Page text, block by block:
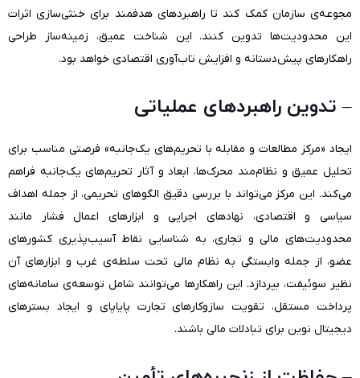
مجوعه‌ی سازمان کمک کند تا راهبردهای هدفمند برای خنثی‌سازی اثرات
این محدودیت‌ها تدوین کنند. این شناخت عمیق، زمینه‌ساز طراحی
راهکارهای پیش‌دستانه و افزایش تاب‌آوری اقتصادی خواهد بود.
– تدوین راهبردهای عملیاتی
ایجاد «مرکز مطالعات و مقابله با تحریم‌های یک‌جانبه» فرصتی مناسب برای
تحلیل عمیق و نظام‌مند محرک‌ها، ابعاد و آثار تحریم‌های یک‌جانبه فراهم
می‌کند. این مرکز می‌تواند با بررسی دقیق الگوهای تحریمی، از جمله اهداف
سیاسی و اقتصادی، نهادهای اجرایی و ابزارهای اعمال فشار مانند
محدودیت‌های مالی و تجاری، به شناسایی نقاط آسیب‌پذیری کشورهای
عضو، از جمله وابستگی به نظام مالی تحت سلطه‌ی غرب و ابزارهای آن
نظیر سوئیفت، بپردازد. این راهکارها می‌توانند شامل توسعه‌ی سامانه‌های
پرداخت مستقل، تقویت سازوکارهای تجارت پایاپای و ایجاد بسترهای
دیجیتال نوین برای تبادلات مالی باشند.